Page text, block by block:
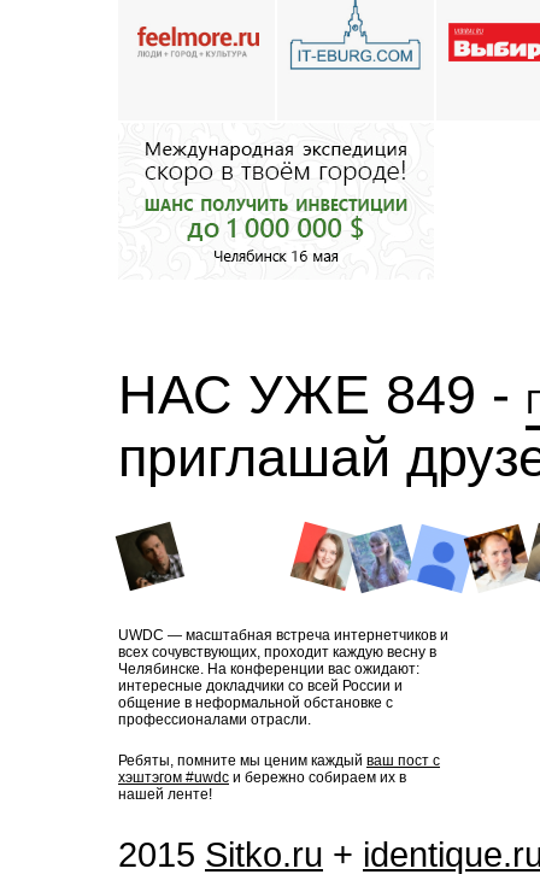
НАС УЖЕ 849 -
приглашай
UWDC — масштабная встреча интернетчиков и
всех сочувствующих, проходит каждую весну в
Челябинске. На конференции вас ожидают:
интересные докладчики со всей России и
общение в неформальной обстановке с
профессионалами отрасли.
Ребяты, помните мы ценим каждый ваш пост с
хэштэгом #uwdc и бережно собираем их в
нашей ленте!
2015 Sitko.ru +